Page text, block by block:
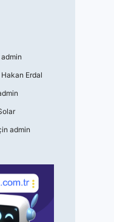
admin
Hakan Erdal
admin